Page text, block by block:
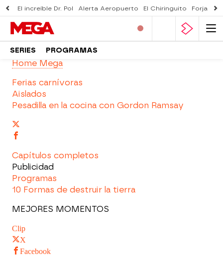
El increíble Dr. Pol Alerta Aeropuerto El Chiringuito Forjado
SERIES PROGRAMAS
Home Mega
Ferias carnívoras
Aislados
Pesadilla en la cocina con Gordon Ramsay
Capítulos completos
Publicidad
Programas
10 Formas de destruir la tierra
MEJORES MOMENTOS
Clip
X
Facebook